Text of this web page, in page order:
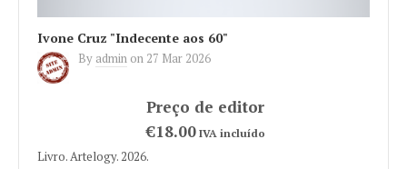
Ivone Cruz "Indecente aos 60"
By admin on 27 Mar 2026
€18.00IVA incluído
Livro. Artelogy. 2026.